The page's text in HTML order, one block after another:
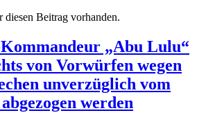
Beitrag vorhanden.
„Abu Lulu“
von Vorwürfen wegen
unverzüglich vom
werden